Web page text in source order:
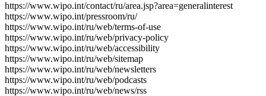
https://www.wipo.int/contact/ru/area.jsp?area=generalinterest
https://www.wipo.int/pressroom/ru/
https://www.wipo.int/ru/web/terms-of-use
https://www.wipo.int/ru/web/privacy-policy
https://www.wipo.int/ru/web/accessibility
https://www.wipo.int/ru/web/sitemap
https://www.wipo.int/ru/web/newsletters
https://www.wipo.int/ru/web/podcasts
https://www.wipo.int/ru/web/news/rss